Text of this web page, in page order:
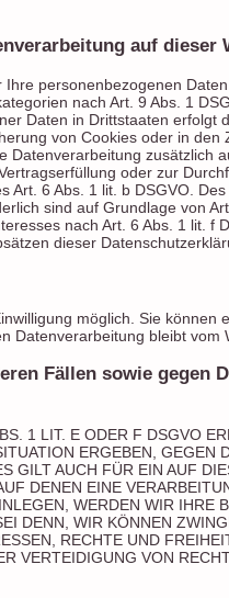
auf dieser
personenbezogenen
nach Art. 9 Abs. 1
Daten in Drittstaaten erfolgt
von Cookies oder in
zusätzlich
oder zur
6 Abs. 1 lit. b DSGVO.
sind auf Grundlage von
nach Art. 6 Abs. 1 lit. f
dieser
möglich. Sie können
Datenverarbeitung bleibt vom
Fällen sowie gegen
1 LIT. E ODER F DSGVO
ERGEBEN, GEGEN
GILT AUCH FÜR EIN AUF
DENEN EINE
WERDEN WIR IHRE
DENN, WIR KÖNNEN
RECHTE UND
VERTEIDIGUNG VON